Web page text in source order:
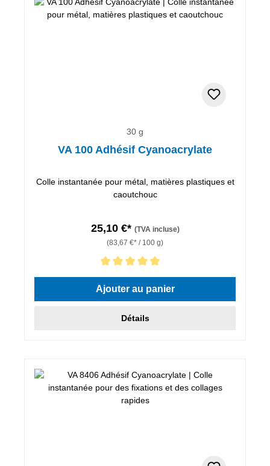
30 g
VA 100 Adhésif Cyanoacrylate
Colle instantanée pour métal, matières plastiques et
caoutchouc
25,10 €* (TVA incluse)
(83,67 €* / 100 g)
Note moyenne de 5 sur 5 étoiles
Ajouter au panier
Détails